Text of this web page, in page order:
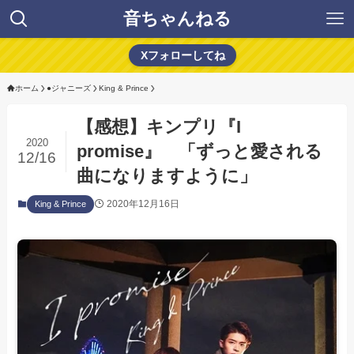
音ちゃんねる
Xフォローしてね
ホーム ●ジャニーズ King & Prince
【感想】キンプリ『I
promise』 「ずっと愛される
曲になりますように」
2020
12/16
King & Prince 2020年12月16日